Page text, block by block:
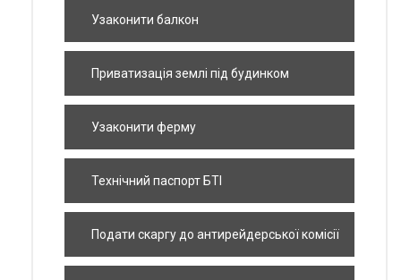
Узаконити балкон
Приватизація землі під будинком
Узаконити ферму
Технічний паспорт БТІ
Подати скаргу до антирейдерської комісії